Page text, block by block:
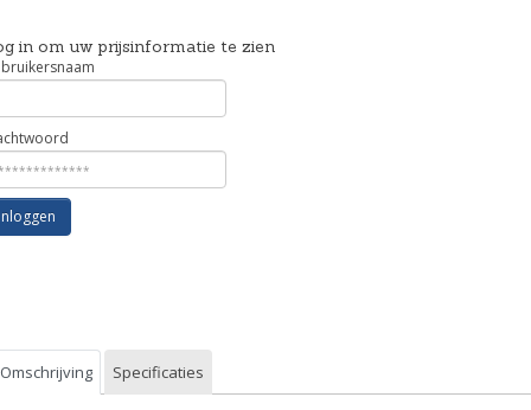
in om uw prijsinformatie te zien
Omschrijving Specificaties